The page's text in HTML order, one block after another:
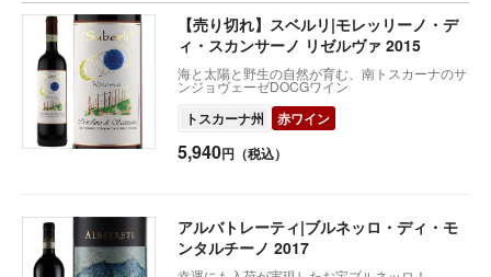
【売り切れ】スベルリ|モレッリーノ・デ
ィ・スカンサーノ リゼルヴァ 2015
海と太陽と野生の自然が育む、南トスカーナのサ
ンジョヴェーゼDOCGワイン
トスカーナ州 赤ワイン
5,940円（税込）
アルバトレーティ|ブルネッロ・ディ・モ
ンタルチーノ 2017